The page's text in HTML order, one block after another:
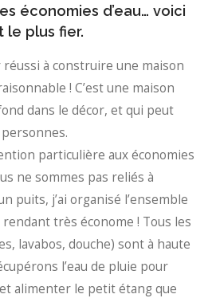
économies d’eau… voici
le plus fier.
réussi à construire une maison
! C’est une maison
dans le décor, et qui peut
particulière aux économies
ne sommes pas reliés à
puits, j’ai organisé l’ensemble
très économe ! Tous les
lavabos, douche) sont à haute
l’eau de pluie pour
alimenter le petit étang que